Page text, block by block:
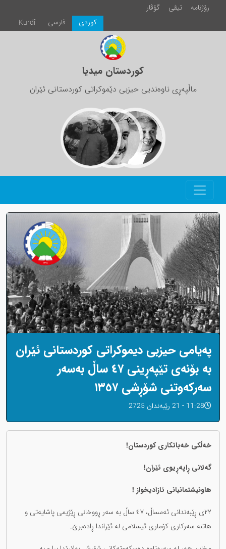
رۆژنامە تیڤی
گۆڤار
Kurdî
فارسی كوردی
کوردستان میدیا
ماڵپەڕی ناوەندیی حیزبی دێموکراتی کوردستانی ئێران
پەیامی حیزبی دیموکراتی کوردستانی ئێران
بە بۆنەی تێپەڕینی ٤٧ ساڵ بەسەر
سەرکەوتنی شۆڕشی ١٣٥٧
11:28 - 21 رێبەندان 2725
خەڵکی خەباتکاری کوردستان!
گەلانی ڕاپەڕیوی ئێران!
هاونیشتمانیانی ئازادیخواز !
٢٢ی ڕێبەندانی ئەمساڵ، ٤٧ ساڵ بە سەر ڕووخانی ڕێژیمی پاشایەتی و
هاتنە سەرکاری کۆماری ئیسلامی لە ئێراندا ڕادەبرێ.